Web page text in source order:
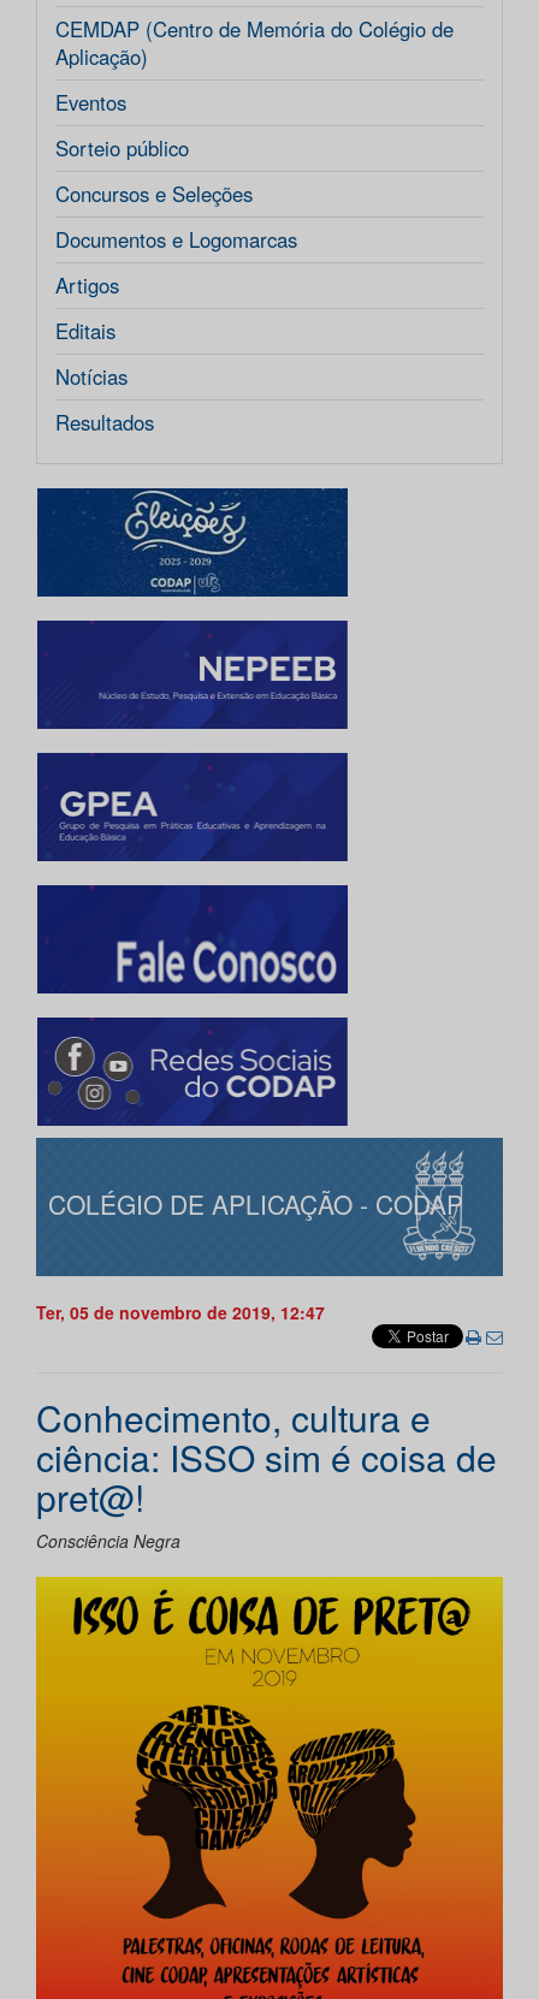
CEMDAP (Centro de Memória do Colégio de
Aplicação)
Eventos
Sorteio público
Concursos e Seleções
Documentos e Logomarcas
Artigos
Editais
Notícias
Resultados
COLÉGIO DE APLICAÇÃO - CODAP
Ter, 05 de novembro de 2019, 12:47
Conhecimento, cultura e
ciência: ISSO sim é coisa de
pret@!
Consciência Negra